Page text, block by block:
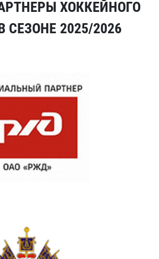
ХОККЕЙНОГО
СЕЗОНЕ 2025/2026